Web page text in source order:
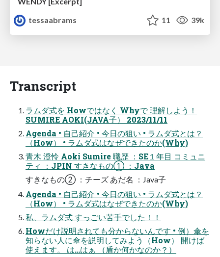
tessaabrams
11 39k
Transcript
ラムダ式を Howではなく Whyで 理解しよう！
SUMIRE AOKI(JAVA子） 2023/11/11
Agenda • 自己紹介 • 今日の狙い • ラムダ式とは？
（How） • ラムダ式はなぜできたのか(Why)
青木 澄怜 Aoki Sumire 職歴 ：SE１年目 コミュニ
ティ ：JPIN すきなもの① ：Java
すきなもの② ：チーズ あだ名 ：Java子
Agenda • 自己紹介 • 今日の狙い • ラムダ式とは？
（How） • ラムダ式はなぜできたのか(Why)
私、ラムダ式 すっごい苦手でした！！
Howだけ説明されても分からないんです • 例）傘を
知らない人に傘を説明してみよう（How） 開けば
使えます。 は…はぁ （盾か何かなのか？）